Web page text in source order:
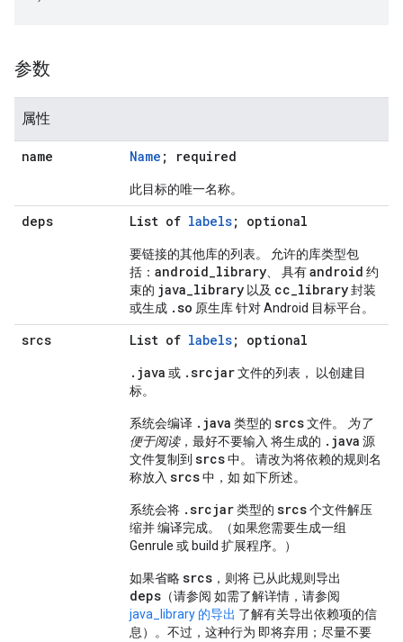
参数
属性
name Name ; required
此目标的唯一名称。
deps List of labels; optional
要链接的其他库的列表。 允许的库类型包
括： android_library 、 具有android 约
束的 java_library 以及 cc_library封装
或生成 .so 原生库 针对 Android 目标平台。
srcs List of labels; optional
. java 或 .srcjar文件的列表， 以创建目
标。
系统会编译 .java 类型的 srcs文件。
为了
便于阅读，最好不要输入 将生成的 .java 源
文件复制到 srcs中。 请改为将依赖的规则名
称放入 srcs中，如 如下所述。
系统会将 .srcjar类型的 srcs个文件解压
缩并 编译完成。（如果您需要生成一组
Genrule 或 build 扩展程序。）
如果省略srcs ，则将 已从此规则导出
deps （请参阅 如需了解详情，请参阅
java_library 的导出 了解有关导出依赖项的信
息）。不过，这种行为 即将弃用；尽量不要